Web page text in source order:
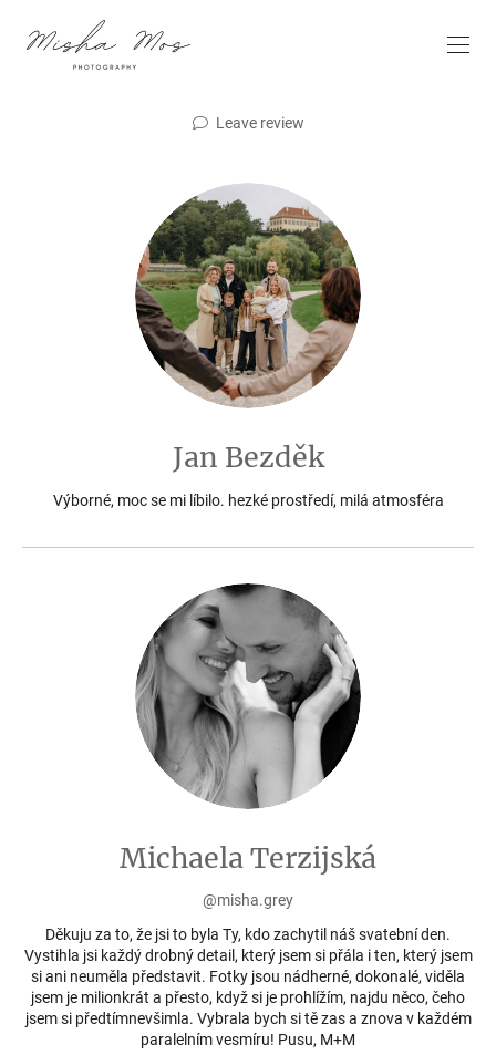
Leave review
Jan Bezděk
Výborné, moc se mi líbilo. hezké prostředí, milá atmosféra
Michaela Terzijská
@misha.grey
Děkuju za to, že jsi to byla Ty, kdo zachytil náš svatební den.
Vystihla jsi každý drobný detail, který jsem si přála i ten, který jsem
si ani neuměla představit. Fotky jsou nádherné, dokonalé, viděla
jsem je milionkrát a přesto, když si je prohlížím, najdu něco, čeho
jsem si předtímnevšimla. Vybrala bych si tě zas a znova v každém
paralelním vesmíru! Pusu, M+M